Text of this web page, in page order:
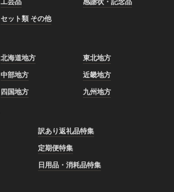
セット類 その他
北海道地方
東北地方
中部地方
近畿地方
四国地方 九州地方
訳あり返礼品特集
定期便特集
日用品・消耗品特集